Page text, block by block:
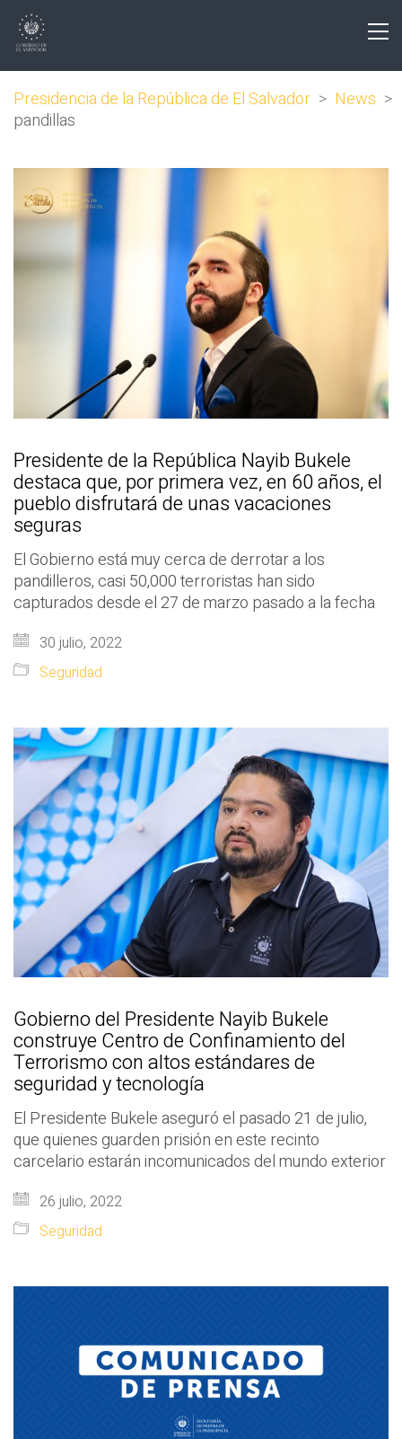
Presidencia de la República de El Salvador > News >
pandillas
Presidente de la República Nayib Bukele
destaca que, por primera vez, en 60 años, el
pueblo disfrutará de unas vacaciones
seguras
El Gobierno está muy cerca de derrotar a los
pandilleros, casi 50,000 terroristas han sido
capturados desde el 27 de marzo pasado a la fecha
30 julio, 2022
Seguridad
Gobierno del Presidente Nayib Bukele
construye Centro de Confinamiento del
Terrorismo con altos estándares de
seguridad y tecnología
El Presidente Bukele aseguró el pasado 21 de julio,
que quienes guarden prisión en este recinto
carcelario estarán incomunicados del mundo exterior
26 julio, 2022
Seguridad